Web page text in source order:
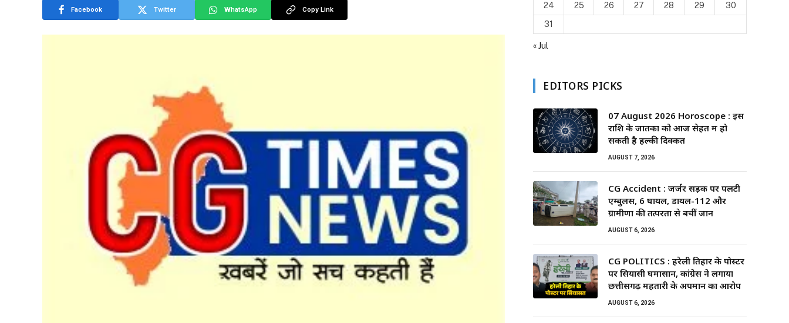
Facebook Twitter WhatsApp Copy Link
24
25 26 27 28 29
30
31
« Jul
EDITORS PICKS
07 August 2026 Horoscope : इस
राशि के जातकों को आज सेहत में हो
सकती है हल्की दिक्कत
AUGUST 7, 2026
CG Accident : जर्जर सड़क पर पलटी
एम्बुलेंस, 6 घायल, डायल-112 और
ग्रामीणों की तत्परता से बचीं जानें
AUGUST 6, 2026
CG POLITICS : हरेली तिहार के पोस्टर
पर सियासी घमासान, कांग्रेस ने लगाया
छत्तीसगढ़ महतारी के अपमान का आरोप
AUGUST 6, 2026